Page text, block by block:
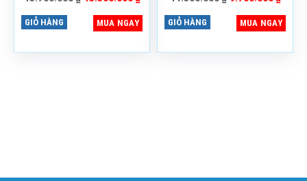
68, đường Vĩnh Quỳnh, xã
Đại Thanh, TP. Hà Nội
15.700.000 ₫.
tại
là:
GIỎ HÀNG MUA NGAY
68, đường Vĩnh Quỳnh, xã
Đại Thanh, TP. Hà Nội11.300.000 ₫.
tại
là:
GIỎ HÀNG MUA NGAY